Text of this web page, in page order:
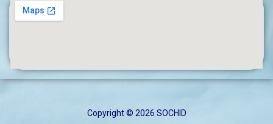
Copyright © 2026 SOCHID